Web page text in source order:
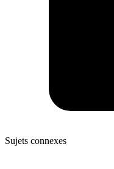
Sujets connexes